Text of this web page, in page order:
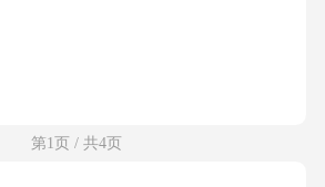
第1页 / 共4页